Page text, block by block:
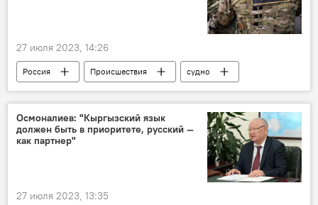
27 июля 2023, 14:26
Россия Происшествия
судно
задержание
взрывчатка
ФСБ
следы
Осмоналиев: "Кыргызский язык
должен быть в приоритете, русский —
как партнер"
27 июля 2023, 13:35